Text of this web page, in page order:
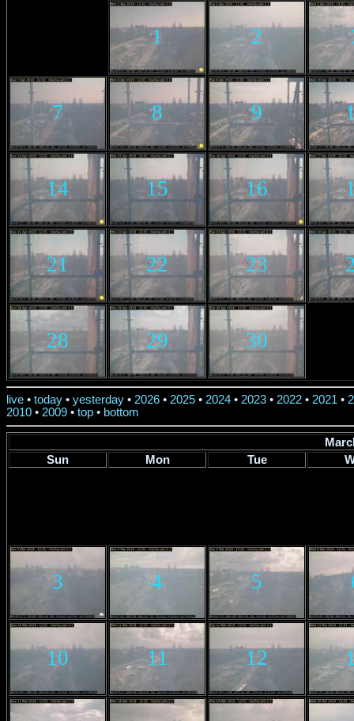
1 2
7 8 9
14 15 16
21 22 23
28 29 30
live • today • yesterday • 2026 • 2025 • 2024 • 2023 • 2022 • 2021 •
2010 • 2009 • top • bottom
Sun
Mon Tue
3 4 5
10 11 12